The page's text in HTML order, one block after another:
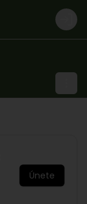
Login
Únete